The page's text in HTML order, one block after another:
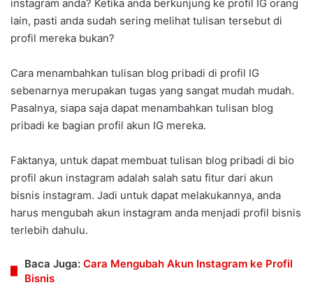
instagram anda? Ketika anda berkunjung ke profil IG orang
lain, pasti anda sudah sering melihat tulisan tersebut di
profil mereka bukan?
Cara menambahkan tulisan blog pribadi di profil IG
sebenarnya merupakan tugas yang sangat mudah mudah.
Pasalnya, siapa saja dapat menambahkan tulisan blog
pribadi ke bagian profil akun IG mereka.
Faktanya, untuk dapat membuat tulisan blog pribadi di bio
profil akun instagram adalah salah satu fitur dari akun
bisnis instagram. Jadi untuk dapat melakukannya, anda
harus mengubah akun instagram anda menjadi profil bisnis
terlebih dahulu.
Baca Juga: Cara Mengubah Akun Instagram ke Profil
Bisnis